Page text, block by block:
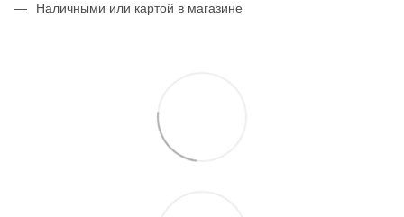
Наличными или картой в магазине